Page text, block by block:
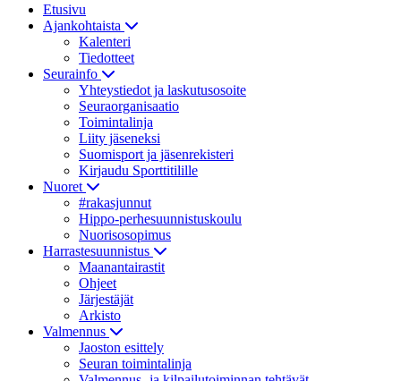
Etusivu
Ajankohtaista
Kalenteri
Tiedotteet
Seurainfo
Yhteystiedot ja laskutusosoite
Seuraorganisaatio
Toimintalinja
Liity jäseneksi
Suomisport ja jäsenrekisteri
Kirjaudu Sporttitilille
Nuoret
#rakasjunnut
Hippo-perhesuunnistuskoulu
Nuorisosopimus
Harrastesuunnistus
Maanantairastit
Ohjeet
Järjestäjät
Arkisto
Valmennus
Jaoston esittely
Seuran toimintalinja